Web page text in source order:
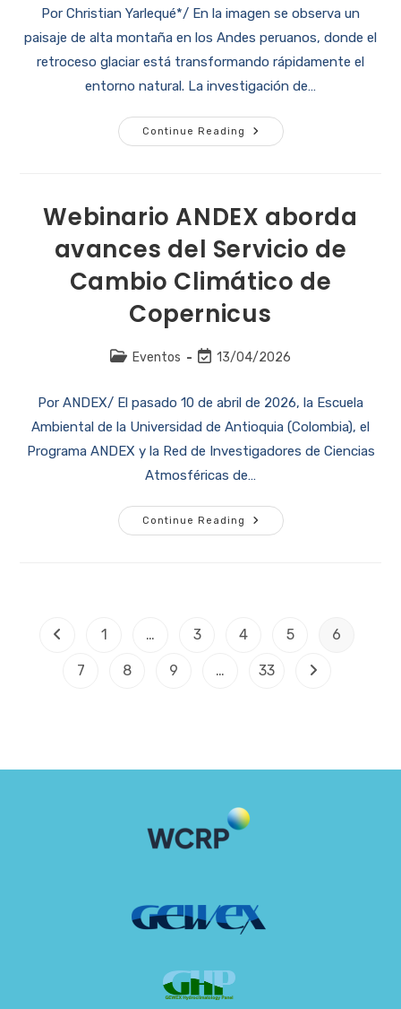
Por Christian Yarlequé*/ En la imagen se observa un
paisaje de alta montaña en los Andes peruanos, donde el
retroceso glaciar está transformando rápidamente el
entorno natural. La investigación de…
Continue Reading
Webinario ANDEX aborda
avances del Servicio de
Cambio Climático de
Copernicus
Eventos 13/04/2026
Por ANDEX/ El pasado 10 de abril de 2026, la Escuela
Ambiental de la Universidad de Antioquia (Colombia), el
Programa ANDEX y la Red de Investigadores de Ciencias
Atmosféricas de…
Continue Reading
1 … 3 4 5 6
7 8 9 … 33